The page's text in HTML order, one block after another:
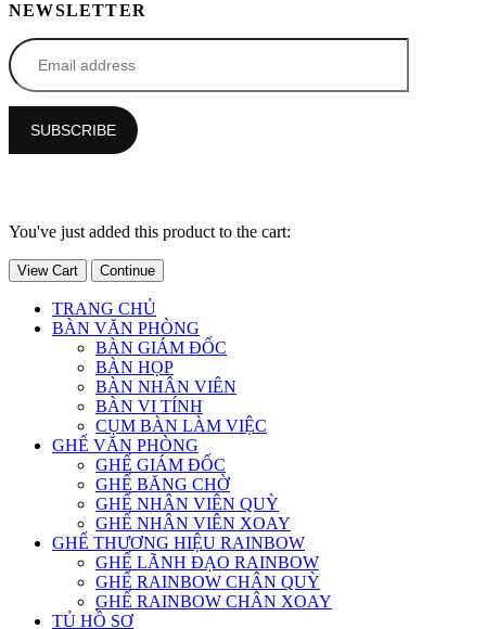
NEWSLETTER
You've just added this product to the cart:
View Cart Continue
TRANG CHỦ
BÀN VĂN PHÒNG
BÀN GIÁM ĐỐC
BÀN HỌP
BÀN NHÂN VIÊN
BÀN VI TÍNH
CỤM BÀN LÀM VIỆC
GHẾ VĂN PHÒNG
GHẾ GIÁM ĐỐC
GHẾ BĂNG CHỜ
GHẾ NHÂN VIÊN QUỲ
GHẾ NHÂN VIÊN XOAY
GHẾ THƯƠNG HIỆU RAINBOW
GHẾ LÃNH ĐẠO RAINBOW
GHẾ RAINBOW CHÂN QUỲ
GHẾ RAINBOW CHÂN XOAY
TỦ HỒ SƠ